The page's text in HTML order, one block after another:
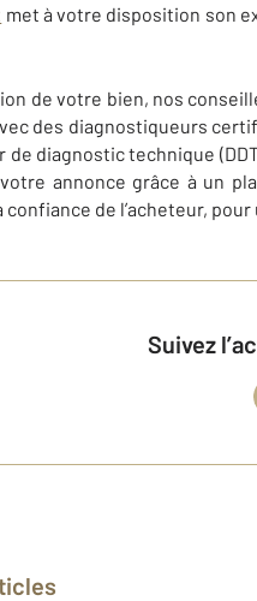
met à votre disposition son
de votre bien, nos
des diagnostiqueurs
de diagnostic technique
annonce grâce à un
confiance de l’acheteur,
Suivez